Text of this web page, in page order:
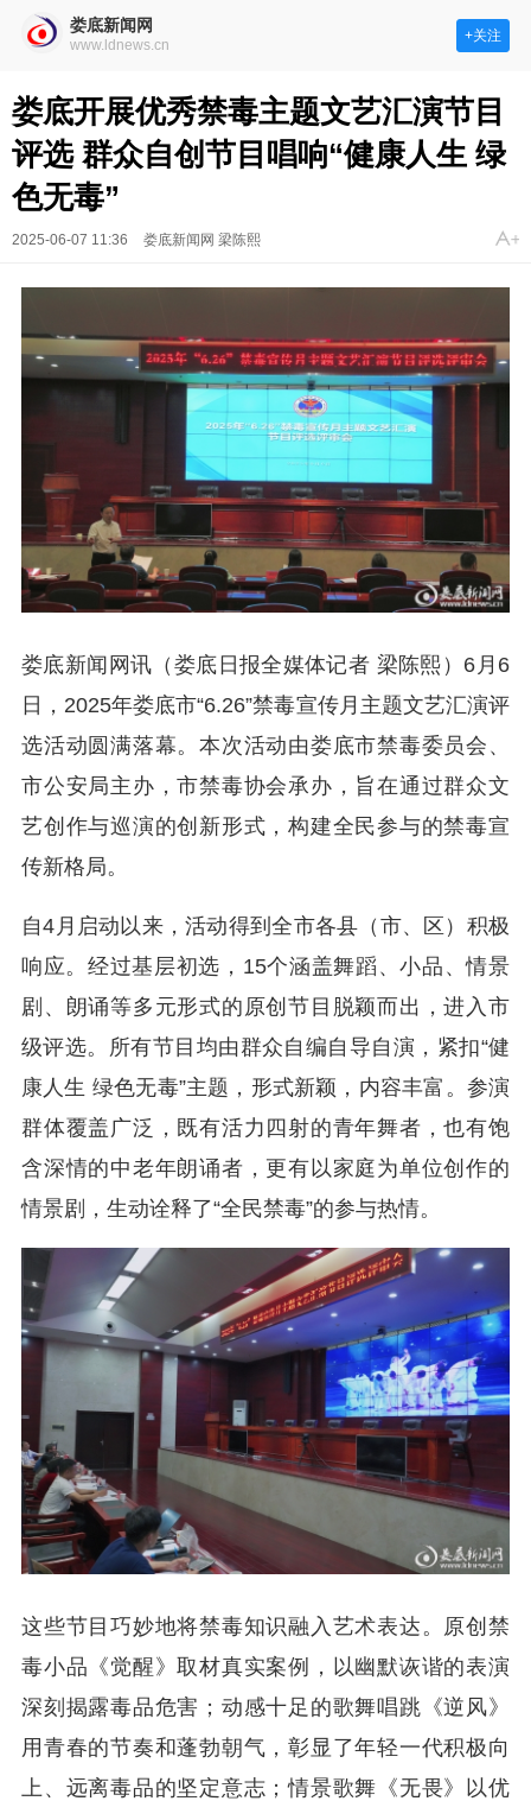
娄底新闻网
www.ldnews.cn
+关注
娄底开展优秀禁毒主题文艺汇演节目
评选 群众自创节目唱响“健康人生 绿
色无毒”
2025-06-07 11:36 娄底新闻网 梁陈熙
娄底新闻网讯（娄底日报全媒体记者 梁陈熙）6月6
日，2025年娄底市“6.26”禁毒宣传月主题文艺汇演评
选活动圆满落幕。本次活动由娄底市禁毒委员会、
市公安局主办，市禁毒协会承办，旨在通过群众文
艺创作与巡演的创新形式，构建全民参与的禁毒宣
传新格局。
自4月启动以来，活动得到全市各县（市、区）积极
响应。经过基层初选，15个涵盖舞蹈、小品、情景
剧、朗诵等多元形式的原创节目脱颖而出，进入市
级评选。所有节目均由群众自编自导自演，紧扣“健
康人生 绿色无毒”主题，形式新颖，内容丰富。参演
群体覆盖广泛，既有活力四射的青年舞者，也有饱
含深情的中老年朗诵者，更有以家庭为单位创作的
情景剧，生动诠释了“全民禁毒”的参与热情。
这些节目巧妙地将禁毒知识融入艺术表达。原创禁
毒小品《觉醒》取材真实案例，以幽默诙谐的表演
深刻揭露毒品危害；动感十足的歌舞唱跳《逆风》
用青春的节奏和蓬勃朝气，彰显了年轻一代积极向
上、远离毒品的坚定意志；情景歌舞《无畏》以优